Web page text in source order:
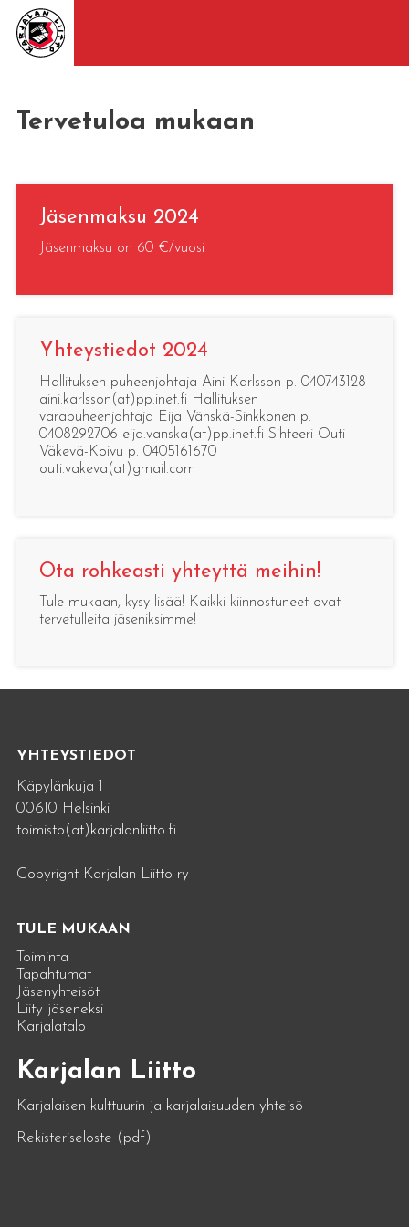
Tervetuloa mukaan
Jäsenmaksu 2024
Jäsenmaksu on 60 €/vuosi
Yhteystiedot 2024
Hallituksen puheenjohtaja Aini Karlsson p. 040743128
aini.karlsson(at)pp.inet.fi Hallituksen
varapuheenjohtaja Eija Vänskä-Sinkkonen p.
0408292706 eija.vanska(at)pp.inet.fi Sihteeri Outi
Väkevä-Koivu p. 0405161670
outi.vakeva(at)gmail.com
Ota rohkeasti yhteyttä meihin!
Tule mukaan, kysy lisää! Kaikki kiinnostuneet ovat
tervetulleita jäseniksimme!
YHTEYSTIEDOT
Käpylänkuja 1
00610 Helsinki
toimisto(at)karjalanliitto.fi
Copyright Karjalan Liitto ry
TULE MUKAAN
Toiminta
Tapahtumat
Jäsenyhteisöt
Liity jäseneksi
Karjalatalo
Karjalan Liitto
Karjalaisen kulttuurin ja karjalaisuuden yhteisö
Rekisteriseloste (pdf)